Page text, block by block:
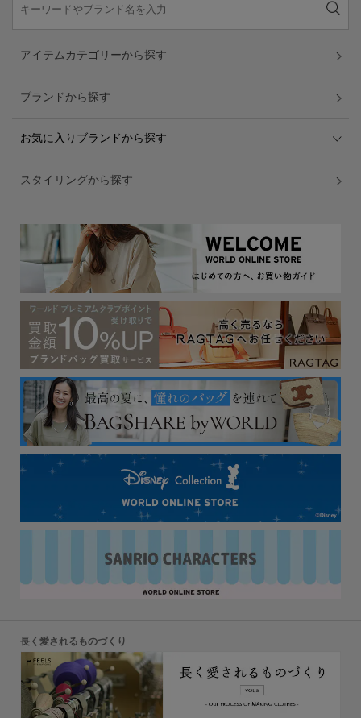
アイテムカテゴリーから探す
ブランドから探す
お気に入りブランドから探す
スタイリングから探す
長く愛されるものづくり